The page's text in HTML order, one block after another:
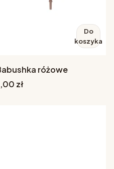
Do
koszyka
różowe
zł